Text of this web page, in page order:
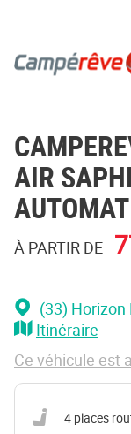
AIR
À PARTIR DE
(33) Horizon
Itinéraire
Ce véhicule est
Nombre de places
4 places